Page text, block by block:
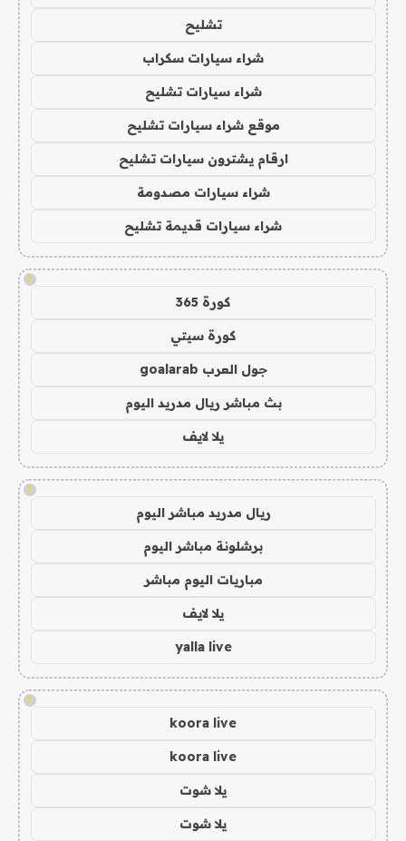
تشليح
شراء سيارات سكراب
شراء سيارات تشليح
موقع شراء سيارات تشليح
ارقام يشترون سيارات تشليح
شراء سيارات مصدومة
شراء سيارات قديمة تشليح
!
كورة 365
كورة سيتي
جول العرب goalarab
بث مباشر ريال مدريد اليوم
يلا لايف
!
ريال مدريد مباشر اليوم
برشلونة مباشر اليوم
مباريات اليوم مباشر
يلا لايف
yalla live
!
koora live
koora live
يلا شوت
يلا شوت